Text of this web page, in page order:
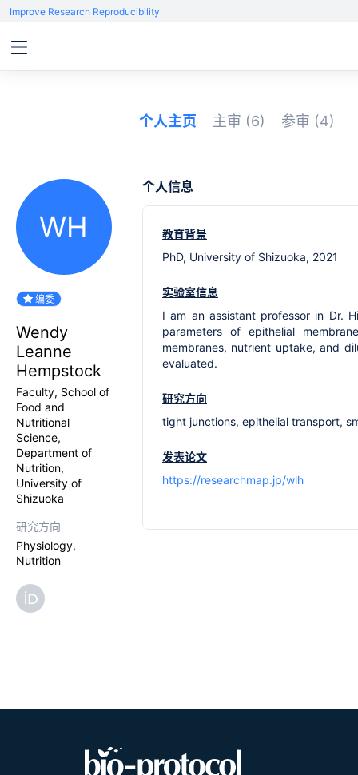
Improve Research Reproducibility
个人主页 主审 (6) 参审 (4)
WH
编委
Wendy
Leanne
Hempstock
Faculty, School of
Food and
Nutritional
Science,
Department of
Nutrition,
University of
Shizuoka
研究方向
Physiology,
Nutrition
个人信息
教育背景
PhD, University of Shizuoka, 2021
实验室信息
I am an assistant professor in Dr.
parameters of epithelial
membranes, nutrient uptake, and
evaluated.
研究方向
tight junctions, epithelial transport,
发表论文
https://researchmap.jp/wlh